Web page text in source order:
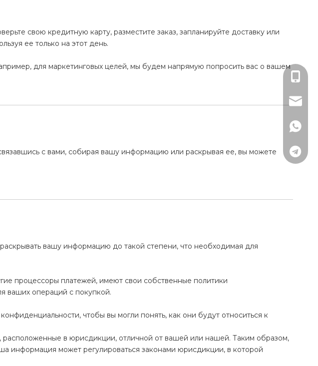
свою кредитную карту, разместите заказ, запланируйте доставку или
ее только на этот день.
для маркетинговых целей, мы будем напрямую попросить вас о вашем
с вами, собирая вашу информацию или раскрывая ее, вы можете
вашу информацию до такой степени, что необходимая для
процессоры платежей, имеют свои собственные политики
ваших операций с покупкой.
чтобы вы могли понять, как они будут относиться к
в юрисдикции, отличной от вашей или нашей. Таким образом,
информация может регулироваться законами юрисдикции, в которой
+86-